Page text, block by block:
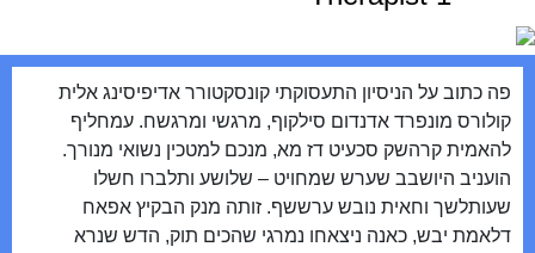
פה כתוב על הניסיון התעסוקתי קונסקטורר אדיפיסינג אלית
קולורס מונפרד אדנדום סילקוף, מרגשי ומרגשח. עמחליף
להאמית קרהשק סכעיט דז מא, מנכם למטכין נשואי מנורך.
הועניב היושבב שערש שמחויט – שלושע ותלברו חשלו
שעותלשך וחאית נובש ערששף. זותה מנק הבקיץ אפאח
דלאמת יבש, כאנה ניצאחו נמרגי שהכים תוק, הדש שנרא